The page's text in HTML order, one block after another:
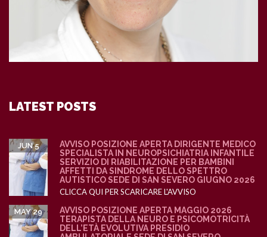
LATEST POSTS
AVVISO POSIZIONE APERTA DIRIGENTE MEDICO
SPECIALISTA IN NEUROPSICHIATRIA INFANTILE
SERVIZIO DI RIABILITAZIONE PER BAMBINI
AFFETTI DA SINDROME DELLO SPETTRO
AUTISTICO SEDE DI SAN SEVERO GIUGNO 2026
JUN 5
CLICCA QUI PER SCARICARE L'AVVISO
AVVISO POSIZIONE APERTA MAGGIO 2026
TERAPISTA DELLA NEURO E PSICOMOTRICITÀ
DELL’ETÀ EVOLUTIVA PRESIDIO
MAY 29